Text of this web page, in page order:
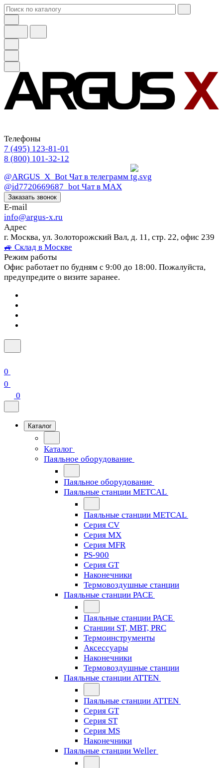
Телефоны
7 (495) 123-81-01
8 (800) 101-32-12
@ARGUS_X_Bot Чат в телеграмм
@id7720669687_bot Чат в МАХ
Заказать звонок
E-mail
info@argus-x.ru
Адрес
г. Москва, ул. Золоторожский Вал, д. 11, стр. 22, офис 239
🚙 Склад в Москве
Режим работы
Офис работает по будням с 9:00 до 18:00. Пожалуйста,
предупредите о визите заранее.
0
0
0
Каталог
Каталог
Паяльное оборудование
Паяльное оборудование
Паяльные станции METCAL
Паяльные станции METCAL
Серия CV
Серия MX
Серия MFR
PS-900
Серия GT
Наконечники
Термовоздушные станции
Паяльные станции PACE
Паяльные станции PACE
Станции ST, MBT, PRC
Термоинструменты
Аксессуары
Наконечники
Термовоздушные станции
Паяльные станции ATTEN
Паяльные станции ATTEN
Серия GT
Серия ST
Серия MS
Наконечники
Паяльные станции Weller